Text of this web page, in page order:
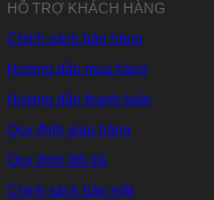
HỖ TRỢ KHÁCH HÀNG
Chính sách bán hàng
Hướng dẫn mua hàng
Hướng dẫn thanh toán
Quy định giao hàng
Quy định đổi trả
Chính sách bảo mật